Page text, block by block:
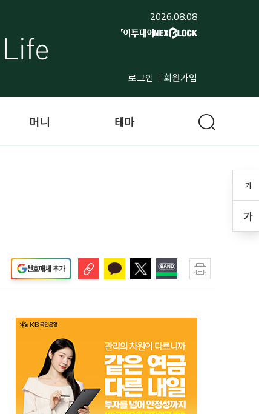
2026.08.08
로그인 회원가입
가
가
머니 테마
선호매체 추가